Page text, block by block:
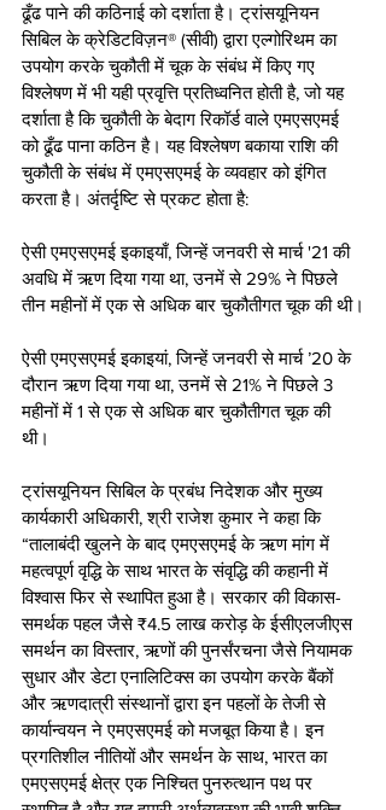
ढूँढ पाने की कठिनाई को दर्शाता है। ट्रांसयूनियन
सिबिल के क्रेडिटविज़न® (सीवी) द्वारा एल्गोरिथम का
उपयोग करके चुकौती में चूक के संबंध में किए गए
विश्लेषण में भी यही प्रवृत्ति प्रतिध्वनित होती है, जो यह
दर्शाता है कि चुकौती के बेदाग रिकॉर्ड वाले एमएसएमई
को ढूँढ पाना कठिन है। यह विश्लेषण बकाया राशि की
चुकौती के संबंध में एमएसएमई के व्यवहार को इंगित
करता है। अंतर्दृष्टि से प्रकट होता है:
ऐसी एमएसएमई इकाइयाँ, जिन्हें जनवरी से मार्च '21 की
अवधि में ऋण दिया गया था, उनमें से 29% ने पिछले
तीन महीनों में एक से अधिक बार चुकौतीगत चूक की थी।
ऐसी एमएसएमई इकाइयां, जिन्हें जनवरी से मार्च ’20 के
दौरान ऋण दिया गया था, उनमें से 21% ने पिछले 3
महीनों में 1 से एक से अधिक बार चुकौतीगत चूक की
थी।
ट्रांसयूनियन सिबिल के प्रबंध निदेशक और मुख्य
कार्यकारी अधिकारी, श्री राजेश कुमार ने कहा कि
“तालाबंदी खुलने के बाद एमएसएमई के ऋण मांग में
महत्वपूर्ण वृद्धि के साथ भारत के संवृद्धि की कहानी में
विश्वास फिर से स्थापित हुआ है। सरकार की विकास-
समर्थक पहल जैसे ₹4.5 लाख करोड़ के ईसीएलजीएस
समर्थन का विस्तार, ऋणों की पुनर्संरचना जैसे नियामक
सुधार और डेटा एनालिटिक्स का उपयोग करके बैंकों
और ऋणदात्री संस्थानों द्वारा इन पहलों के तेजी से
कार्यान्वयन ने एमएसएमई को मजबूत किया है। इन
प्रगतिशील नीतियों और समर्थन के साथ, भारत का
एमएसएमई क्षेत्र एक निश्चित पुनरुत्थान पथ पर